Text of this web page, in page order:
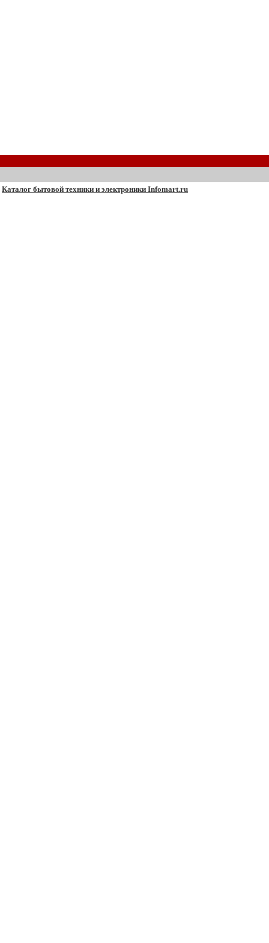
Каталог бытовой техники и электроники Infomart.ru